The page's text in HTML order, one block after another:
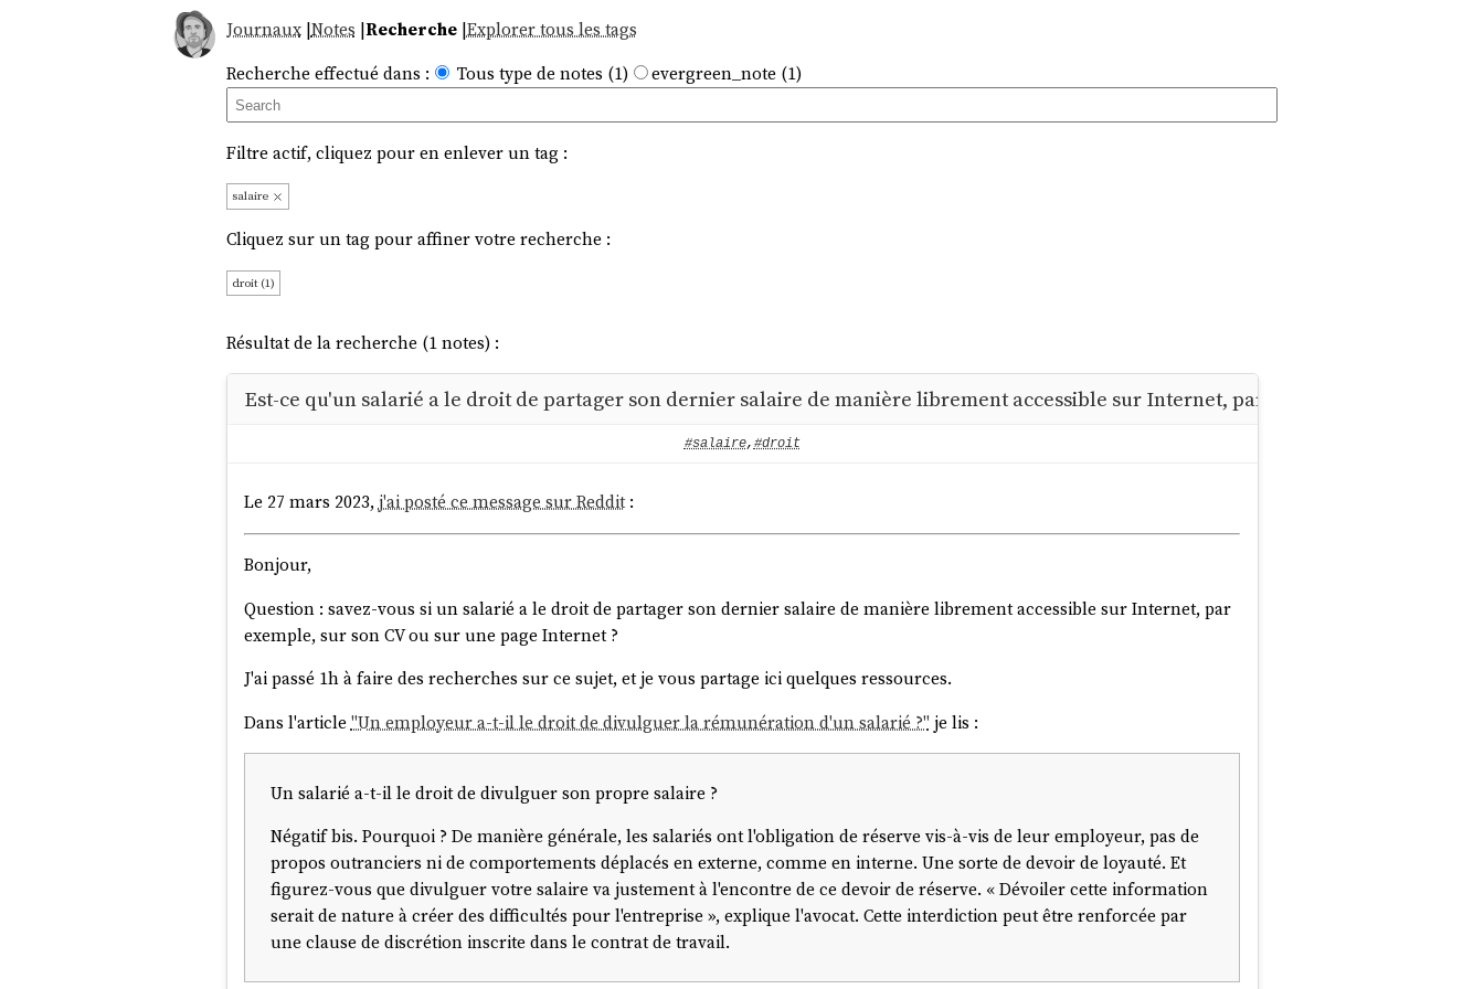
Journaux|Notes |Recherche|Explorer tous les tags
Recherche effectué dans :
Tous type de notes (1) evergreen_note (1)
Filtre actif, cliquez pour en enlever un tag :
salaire
Cliquez sur un tag pour affiner votre recherche :
droit (1)
Résultat de la recherche (1 notes) :
Est-ce qu'un salarié a le droit de partager son dernier salaire de manière librement accessible sur Internet, par exemple, sur son CV
#salaire, #droit
Le 27 mars 2023,j'ai posté ce message sur Reddit:
Bonjour,
Question : savez-vous si un salarié a le droit de partager son dernier salaire de manière librement accessible sur Internet, par
exemple, sur son CV ou sur une page Internet ?
J'ai passé 1h à faire des recherches sur ce sujet, et je vous partage ici quelques ressources.
Dans l'article "Un employeur a-t-il le droit de divulguer la rémunération d'un salarié ?" je lis :
Un salarié a-t-il le droit de divulguer son propre salaire ?
Négatif bis. Pourquoi ? De manière générale, les salariés ont l'obligation de réserve vis-à-vis de leur employeur, pas de
propos outranciers ni de comportements déplacés en externe, comme en interne. Une sorte de devoir de loyauté. Et
figurez-vous que divulguer votre salaire va justement à l'encontre de ce devoir de réserve. « Dévoiler cette information
serait de nature à créer des difficultés pour l'entreprise », explique l'avocat. Cette interdiction peut être renforcée par
une clause de discrétion inscrite dans le contrat de travail.